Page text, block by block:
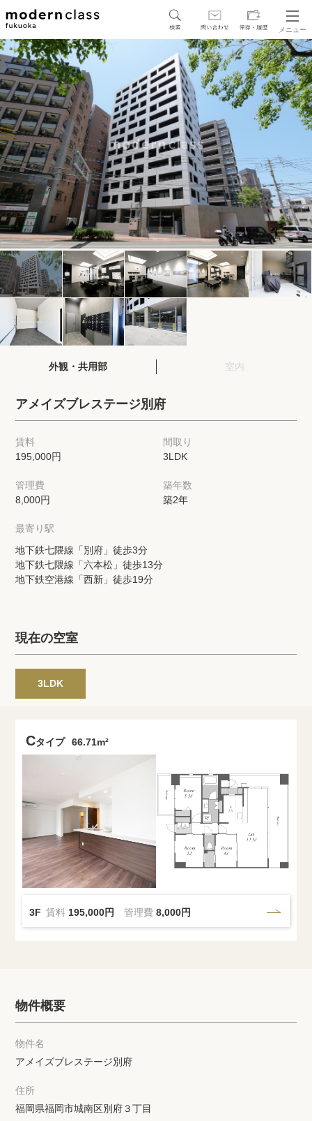
メニュー
SEARCH
地図から探す 駅・路線から探す
区から探す
人気エリアから探す
アクセスランキング
保存した物件
閲覧履歴
保存した検索条件
店舗・スタッフ紹介
希望条件を伝えてプロに探してもらう
来店予約
各種お問い合わせ
高級賃貸物件コラム
プライバシーポリシー
外観・共用部 室内
アメイズブレステージ別府
賃料
195,000円
間取り
3LDK
管理費
8,000円
築年数
築2年
最寄り駅
地下鉄七隈線「別府」徒歩3分
地下鉄七隈線「六本松」徒歩13分
地下鉄空港線「西新」徒歩19分
現在の空室
3LDK
Cタイプ 66.71m²
3F 賃料 195,000円 管理費8,000円
物件概要
物件名
アメイズブレステージ別府
住所
福岡県福岡市城南区別府３丁目